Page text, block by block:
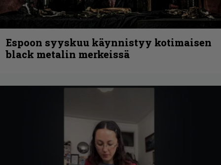
Espoon syyskuu käynnistyy kotimaisen
black metalin merkeissä